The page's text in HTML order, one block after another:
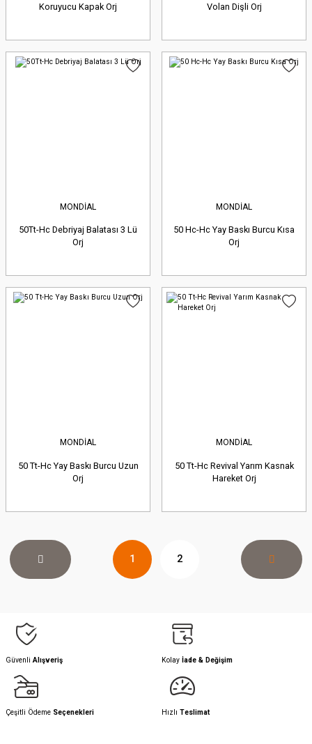
Koruyucu Kapak Orj
Volan Dişli Orj
MONDİAL
50Tt-Hc Debriyaj Balatası 3 Lü
Orj
MONDİAL
50 Hc-Hc Yay Baskı Burcu Kısa
Orj
MONDİAL
50 Tt-Hc Yay Baskı Burcu Uzun
Orj
MONDİAL
50 Tt-Hc Revival Yarım Kasnak
Hareket Orj
1 2
Güvenli Alışveriş Kolay İade & Değişim
Çeşitli Ödeme Seçenekleri Hızlı Teslimat